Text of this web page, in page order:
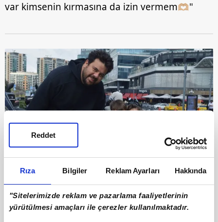
Rıza Bilgiler Reklam Ayarları Hakkında
"Sitelerimizde reklam ve pazarlama faaliyetlerinin
yürütülmesi amaçları ile çerezler kullanılmaktadır.
Reddet
var kimsenin kırmasına da izin vermem🫶🏼"
9
mağazaları gezdi ve "Bugün Mete'nin günü, ne
isterse onu yapıyoruz" dedi.